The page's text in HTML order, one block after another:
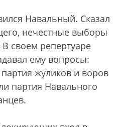
Навальный. Сказал
нечестные выборы
своем репертуаре
ему вопросы:
жуликов и воров
партия Навального